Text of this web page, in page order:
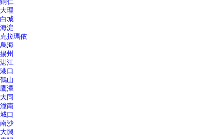
銅仁
大理
白城
海淀
克拉瑪依
烏海
揚州
湛江
港口
鶴山
鷹潭
大同
潼南
城口
南沙
大興